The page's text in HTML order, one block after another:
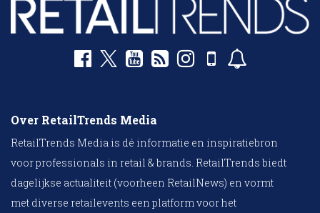
Over RetailTrends Media
RetailTrends Media is dé informatie en inspiratiebron
voor professionals in retail & brands. RetailTrends biedt
dagelijkse actualiteit (voorheen RetailNews) en vormt
met diverse retailevents een platform voor het